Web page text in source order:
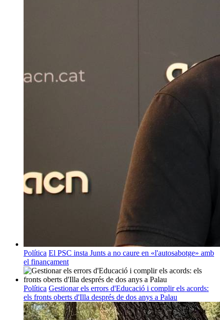
Política El PSC insta Junts a no caure en «l'autosabotge» amb
el finançament
Política Gestionar els errors d'Educació i complir els acords:
els fronts oberts d'Illa després de dos anys a Palau